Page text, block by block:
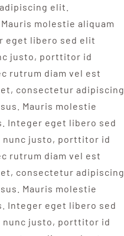
elit.
molestie aliquam
eget libero sed elit
justo, porttitor id
rutrum diam vel est
consectetur adipiscing
Mauris molestie
Integer eget libero sed
nunc justo, porttitor id
rutrum diam vel est
consectetur adipiscing
Mauris molestie
Integer eget libero sed
nunc justo, porttitor id